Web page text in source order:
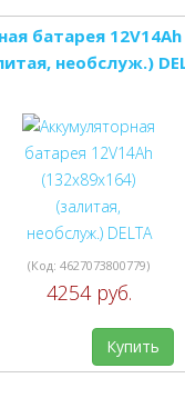
батарея
необслуж.)
(Код: 4627073800779)
4254 руб.
Купить